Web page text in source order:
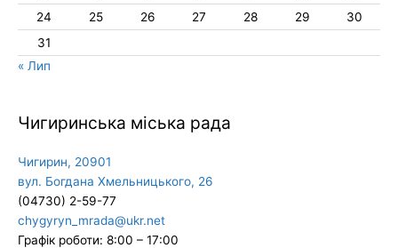
24
25 26 27 28 29
30
31
« Лип
Чигиринська міська рада
Чигирин, 20901
вул. Богдана Хмельницького, 26
(04730) 2-59-77
chygyryn_mrada@ukr.net
Графік роботи: 8:00 – 17:00